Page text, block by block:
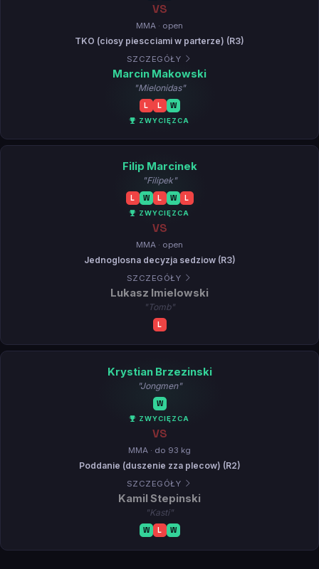
VS
MMA · open
TKO (ciosy piescciami w parterze) (R3)
SZCZEGÓŁY
Marcin Makowski
"Mielonidas"
L L W
ZWYCIĘZCA
Filip Marcinek
"Filipek"
L W L W L
ZWYCIĘZCA
VS
MMA · open
Jednoglosna decyzja sedziow (R3)
SZCZEGÓŁY
Lukasz Imielowski
"Tomb"
L
Krystian Brzezinski
"Jongmen"
W
ZWYCIĘZCA
VS
MMA · do 93 kg
Poddanie (duszenie zza plecow) (R2)
SZCZEGÓŁY
Kamil Stepinski
"Kasti"
W L W